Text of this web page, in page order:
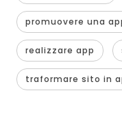
promuovere una
realizzare app
traformare sito in